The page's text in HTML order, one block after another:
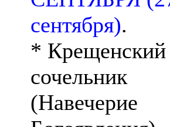
сентября).
* Крещенский
сочельник
(Навечерие